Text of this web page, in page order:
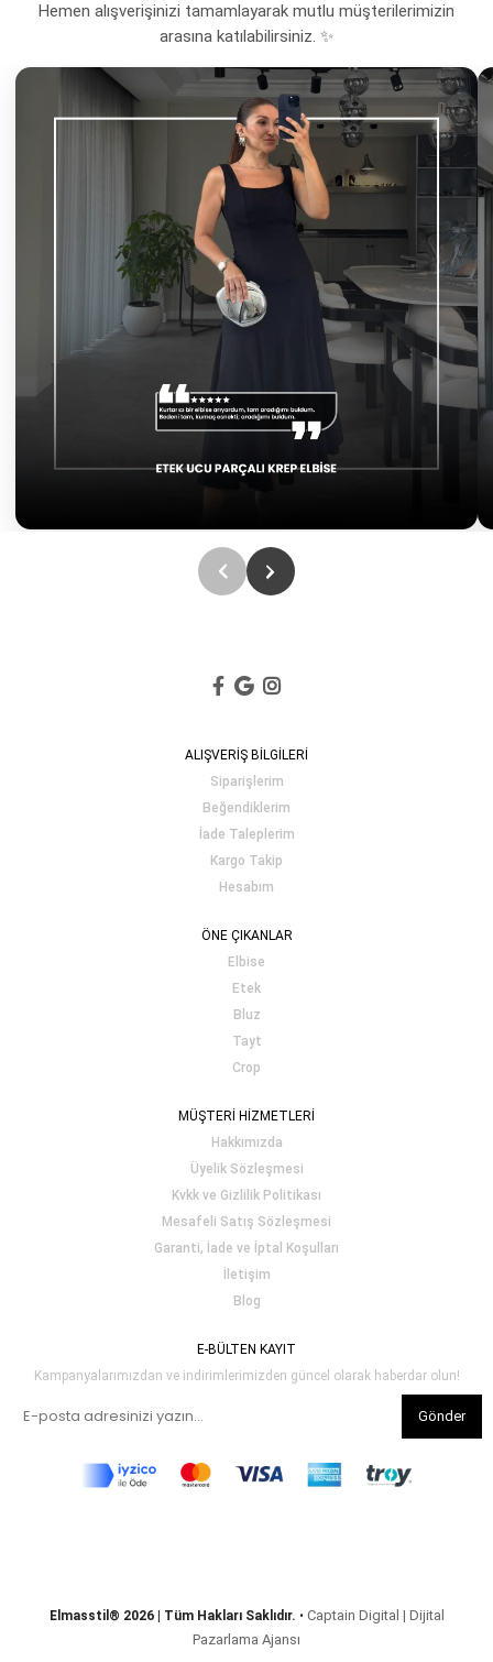
Hemen alışverişinizi tamamlayarak mutlu müşterilerimizin
arasına katılabilirsiniz. ✨
ALIŞVERİŞ BİLGİLERİ
Siparişlerim
Beğendiklerim
İade Taleplerim
Kargo Takip
Hesabım
ÖNE ÇIKANLAR
Elbise
Etek
Bluz
Tayt
Crop
MÜŞTERİ HİZMETLERİ
Hakkımızda
Üyelik Sözleşmesi
Kvkk ve Gizlilik Politikası
Mesafeli Satış Sözleşmesi
Garanti, İade ve İptal Koşulları
İletişim
Blog
E-BÜLTEN KAYIT
Kampanyalarımızdan ve indirimlerimizden güncel olarak haberdar olun!
Gönder
Elmasstil® 2026 | Tüm Hakları Saklıdır. • Captain Digital | Dijital
Pazarlama Ajansı